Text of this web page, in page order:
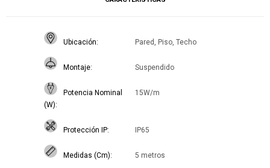
Ubicación Pared, Piso, Techo
Montaje Suspendido
Potencia Nominal
(W)
15W/m
Protección IP IP65
Medidas (Cm) 5 metros